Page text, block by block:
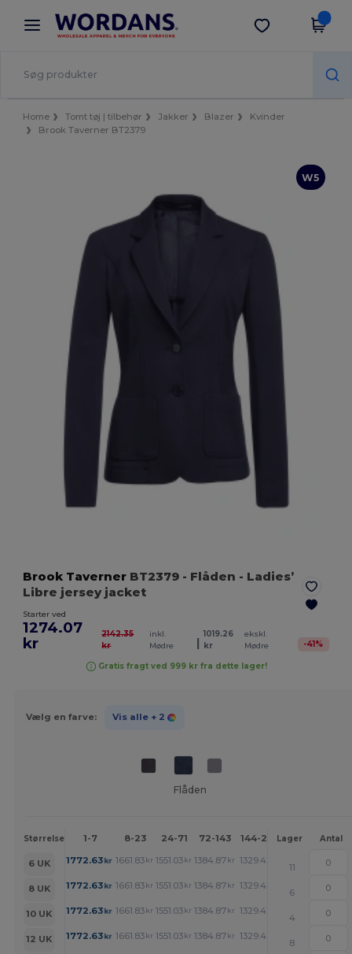
× Wordans-app
Bedre priser i appen!
Hent app
Home Tomt tøj | tilbehør Jakker Blazer
Kvinder
Brook Taverner BT2379
W5
Brook Taverner BT2379 - Flåden - Ladies’
Libre jersey jacket
Starter ved
1274.07
kr
2142.35
kr
inkl.
Mødre
|
1019.26
kr
ekskl.
Mødre
-41 %
Gratis fragt ved 999 kr fra dette lager!
Vælg en farve: Vis alle + 2
Flåden
Størrelse 1-7 8-23 24-71 72-143 144-287 288 +
Lager Antal
6 UK 1772.63kr 1661.83 kr 1551.03 kr 1384.87 kr 1329.43
11
8 UK
1772.63kr 1661.83 kr 1551.03 kr 1384.87 kr 1329.43
6
10 UK
1772.63kr 1661.83 kr 1551.03 kr 1384.87 kr 1329.43
4
12 UK
1772.63kr 1661.83 kr 1551.03 kr 1384.87 kr 1329.43
8